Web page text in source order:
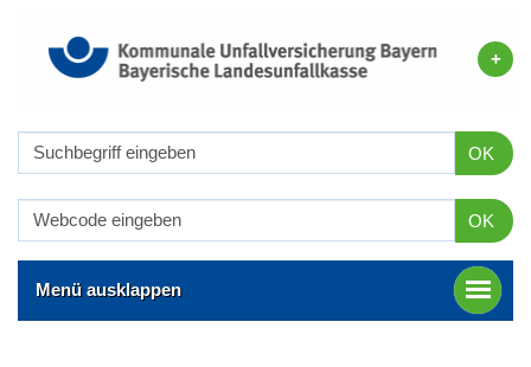
OK
OK
Menü ausklappen